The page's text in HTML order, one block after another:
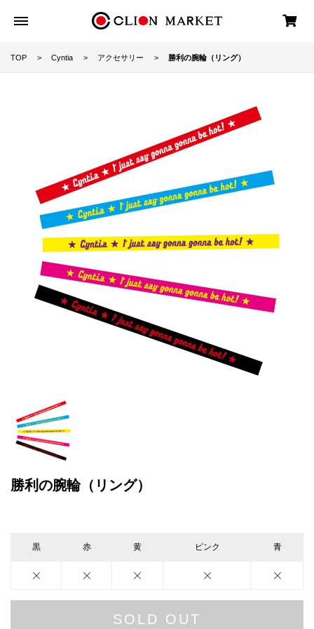
TOP Cyntia アクセサリー 勝利の腕輪（リング）
勝利の腕輪（リング）
黒 赤 黄 ピンク 青
SOLD OUT